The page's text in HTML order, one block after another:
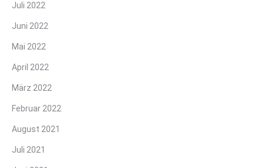
Juli 2022
Juni 2022
Mai 2022
April 2022
März 2022
Februar 2022
August 2021
Juli 2021